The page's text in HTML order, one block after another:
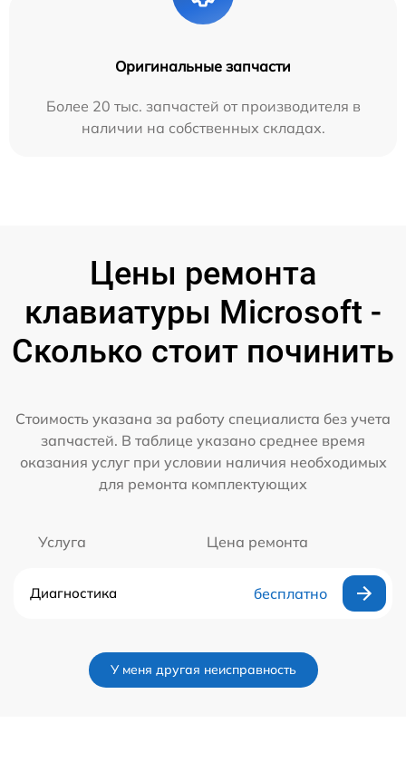
Оригинальные запчасти
Более 20 тыс. запчастей от производителя в
наличии на собственных складах.
Цены ремонта
клавиатуры Microsoft -
Сколько стоит починить
Стоимость указана за работу специалиста без учета
запчастей. В таблице указано среднее время
оказания услуг при условии наличия необходимых
для ремонта комплектующих
Услуга Цена ремонта
Диагностика бесплатно
У меня другая неисправность